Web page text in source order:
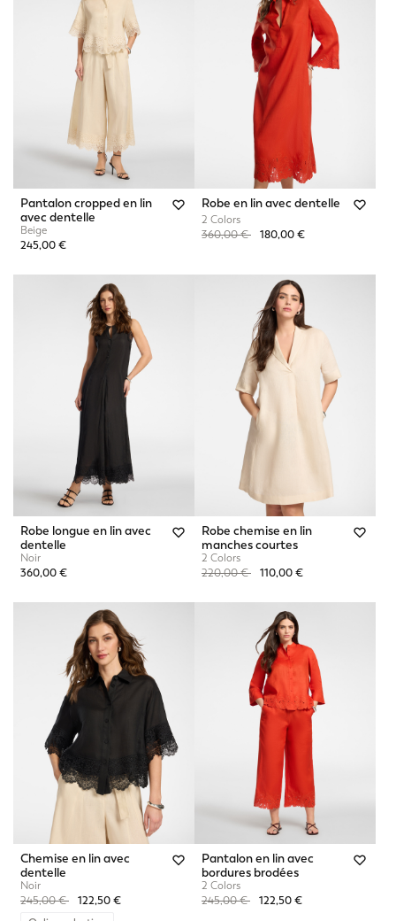
Pantalon cropped en lin
avec dentelle
Beige
245,00 €
Robe en lin avec dentelle
2 Colors
Price reduced from
360,00 €to180,00 €
Robe longue en lin avec
dentelle
Noir
360,00 €
Robe chemise en lin
manches courtes
2 Colors
Price reduced from
220,00 €to110,00 €
Chemise en lin avec
dentelle
Noir
Price reduced from
245,00 €to122,50 €
Pantalon en lin avec
bordures brodées
2 Colors
Price reduced from
245,00 €to122,50 €